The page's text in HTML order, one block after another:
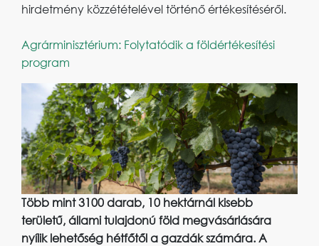
hirdetmény közzétételével történő értékesítéséről.
Agrárminisztérium: Folytatódik a földértékesítési
program
Több mint 3100 darab, 10 hektárnál kisebb
területű, állami tulajdonú föld megvásárlására
nyílik lehetőség hétfőtől a gazdák számára. A